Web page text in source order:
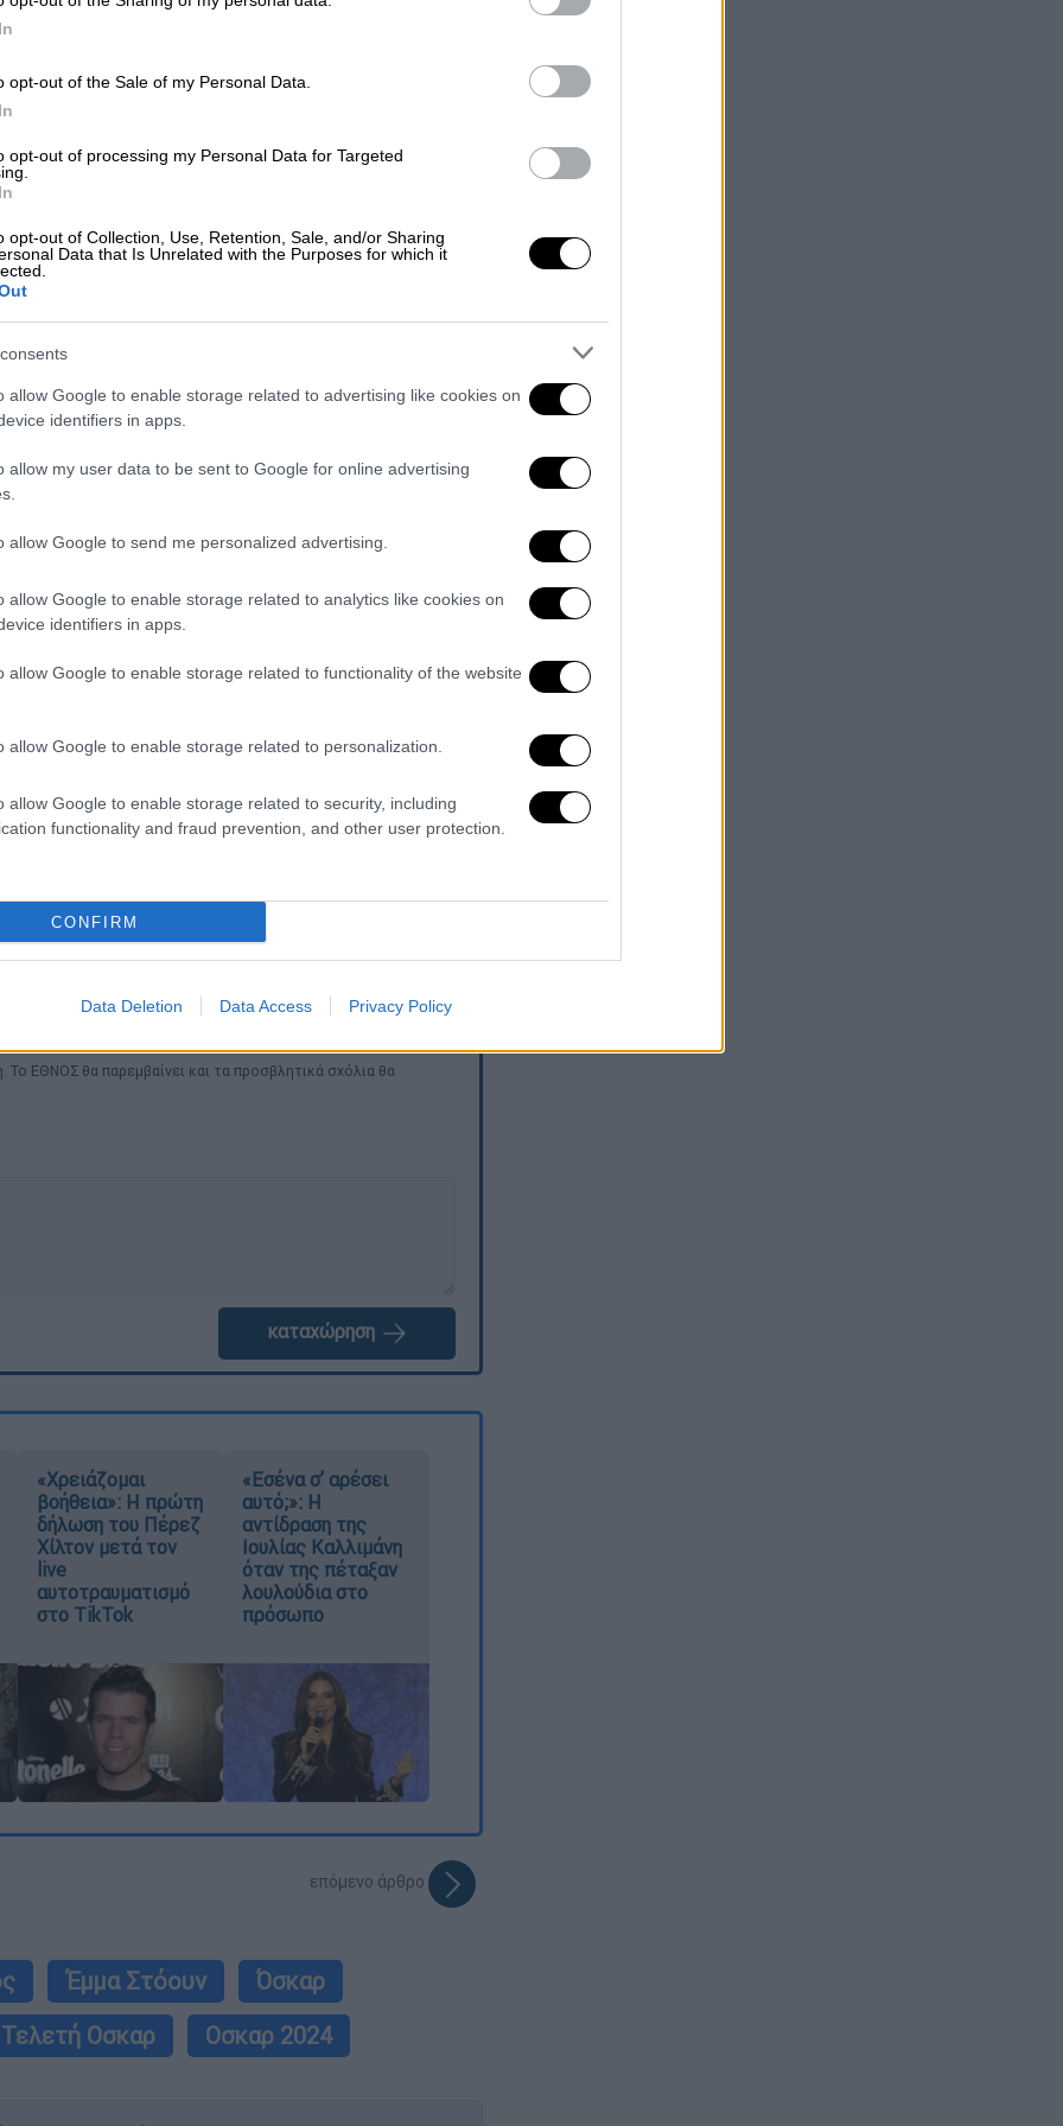
opt-out of the Sale of my Personal Data.
opt-out of processing my Personal Data for Targeted
opt-out of Collection, Use, Retention, Sale, and/or Sharing
Data that Is Unrelated with the Purposes for which it
allow Google to enable storage related to advertising like cookies on
identifiers in apps.
allow my user data to be sent to Google for online advertising
allow Google to send me personalized advertising.
allow Google to enable storage related to analytics like cookies on
identifiers in apps.
allow Google to enable storage related to functionality of the website
allow Google to enable storage related to personalization.
allow Google to enable storage related to security, including
functionality and fraud prevention, and other user protection.
CONFIRM
Data Deletion Data Access Privacy Policy
γυρίσματα το καλοκαίρι στο
στα σκαριά εδώ και αρκετά
την πρωτότυπη
το τιμόνι του αγγλόφωνου ριμέικ,
ενεργητικό του οποίου
του HBO και «The Menu» της
Γιώργου Λάνθιμου
του
νεαρό που συλλαμβάνει και
πιστεύει ότι είναι μέρος μιας
του μυαλού μεταξύ του απαγωγέα, της
και ενός ιδιωτικού ντετέκτιβ.
ρόλο. Το έργο θα
Λάνθιμου και του Στόουν. Το ζευγάρι
Favourite», ενώ αναμένεται η νέα τους
of Kindness», μια ταινία στην οποία
Willem Dafoe και Margaret Qualley. Το
αργότερα φέτος και ίσως να
. Η ταινία «Poor Things» είναι υποψήφια
της καλύτερης ταινίας,
ρόλου.
τον Λάνθιμο με τους Ed Guiney και
έκτη φορά. Το «Green Planet» έγινε cult
CJ Entertainment όταν κυκλοφόρησε το
όπως αυτά του Μπουσόν, του
σε αγορές όπως το Ρότερνταμ, το
επίσης στον Jang το βραβείο
στηνΚορέα.
ΕΘΝΟΣ θα παρεμβαίνει και τα προσβλητικά σχόλια θα
καταχώρηση
«Χρειάζομαι
βοήθεια»: Η πρώτη
δήλωση του Πέρεζ
Χίλτον μετά τον
live
αυτοτραυματισμό
στο TikTok
«Εσένα σ’ αρέσει
αυτό;»: Η
αντίδραση της
Ιουλίας Καλλιμάνη
όταν της πέταξαν
λουλούδια στο
πρόσωπο
επόμενο άρθρο
Έμμα Στόουν
Όσκαρ
Τελετή Οσκαρ Οσκαρ 2024